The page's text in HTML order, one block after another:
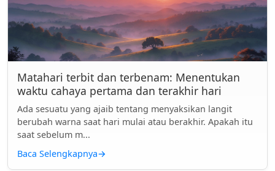
Matahari terbit dan terbenam: Menentukan
waktu cahaya pertama dan terakhir hari
Ada sesuatu yang ajaib tentang menyaksikan langit
berubah warna saat hari mulai atau berakhir. Apakah itu
saat sebelum m...
Baca Selengkapnya→